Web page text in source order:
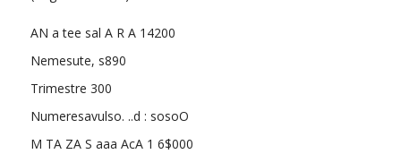
AN a tee sal A R A 14200
Nemesute, s890
Trimestre 300
Numeresavulso. ..d : sosoO
M TA ZA S aaa AcA 1 6$000